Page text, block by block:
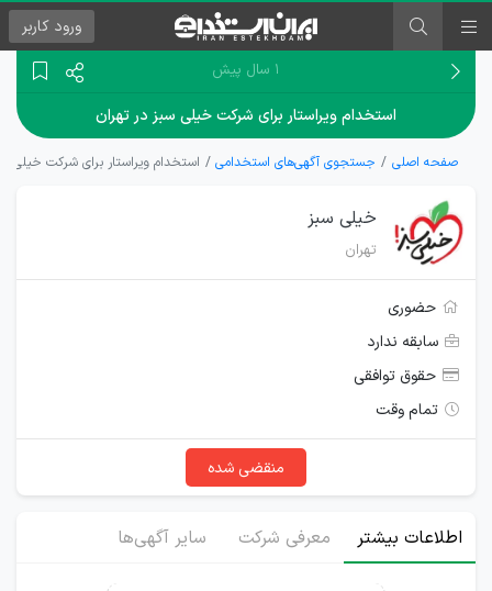
ورود کاربر
۱ سال پیش
استخدام ویراستار برای شرکت خیلی سبز در تهران
صفحه اصلی جستجوی آگهی‌های استخدامی استخدام ویراستار برای شرکت خیلی
خیلی سبز
تهران
حضوری
سابقه ندارد
حقوق توافقی
تمام وقت
منقضی شده
اطلاعات بیشتر معرفی شرکت سایر آگهی‌ها